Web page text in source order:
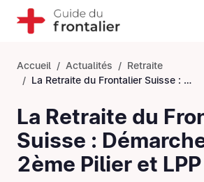
Accueil Actualités
Retraite
La Retraite du Frontalier Suisse : Démarches AVS, 2ème Pilier et LPP
La Retraite du
Suisse :
2ème Pilier et LPP